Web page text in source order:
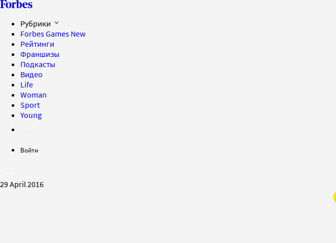
Рубрики
Forbes Games New
Рейтинги
Франшизы
Подкасты
Видео
Life
Woman
Sport
Young
Войти
29 April 2016